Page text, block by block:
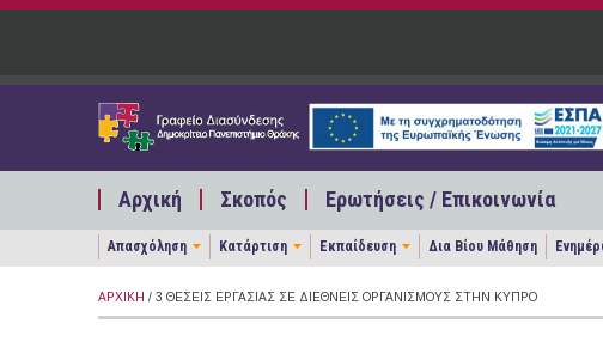
Παράκαμψη προς το κυρίως περιεχόμενο
Αρχική Σκοπός Ερωτήσεις / Επικοινωνία
Απασχόληση Κατάρτιση Εκπαίδευση Δια Βίου Μάθηση
ΑΡΧΙΚΉ / 3 ΘΈΣΕΙΣ ΕΡΓΑΣΊΑΣ ΣΕ ΔΙΕΘΝΕΊΣ ΟΡΓΑΝΙΣΜΟΎΣ ΣΤΗΝ ΚΎΠΡΟ